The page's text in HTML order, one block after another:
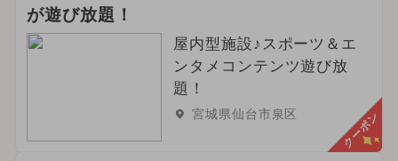
が遊び放題！
屋内型施設♪スポーツ＆エ
ンタメコンテンツ遊び放
題！
宮城県仙台市泉区 クーポン